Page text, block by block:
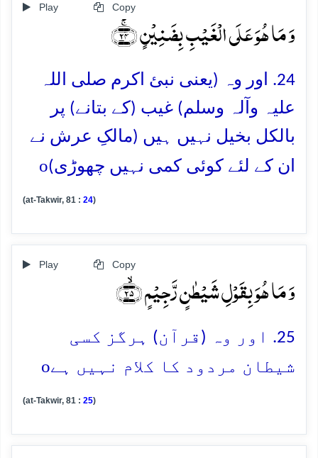
Play Copy
وَ مَا ہُوَ عَلَی الۡغَیۡبِ بِضَنِیۡنٍ ﴿ۚ۲۴﴾
24. اور وہ (یعنی نبئ اکرم صلی اللہ
علیہ وآلہ وسلم) غیب (کے بتانے) پر
بالکل بخیل نہیں ہیں (مالکِ عرش نے
ان کے لئے کوئی کمی نہیں چھوڑی)o
(at-Takwir, 81 : 24)
Play Copy
وَ مَا ہُوَ بِقَوۡلِ شَیۡطٰنٍ رَّجِیۡمٍ ﴿ۙ۲۵﴾
25. اور وہ (قرآن) ہرگز کسی
شیطان مردود کا کلام نہیں ہےo
(at-Takwir, 81 : 25)